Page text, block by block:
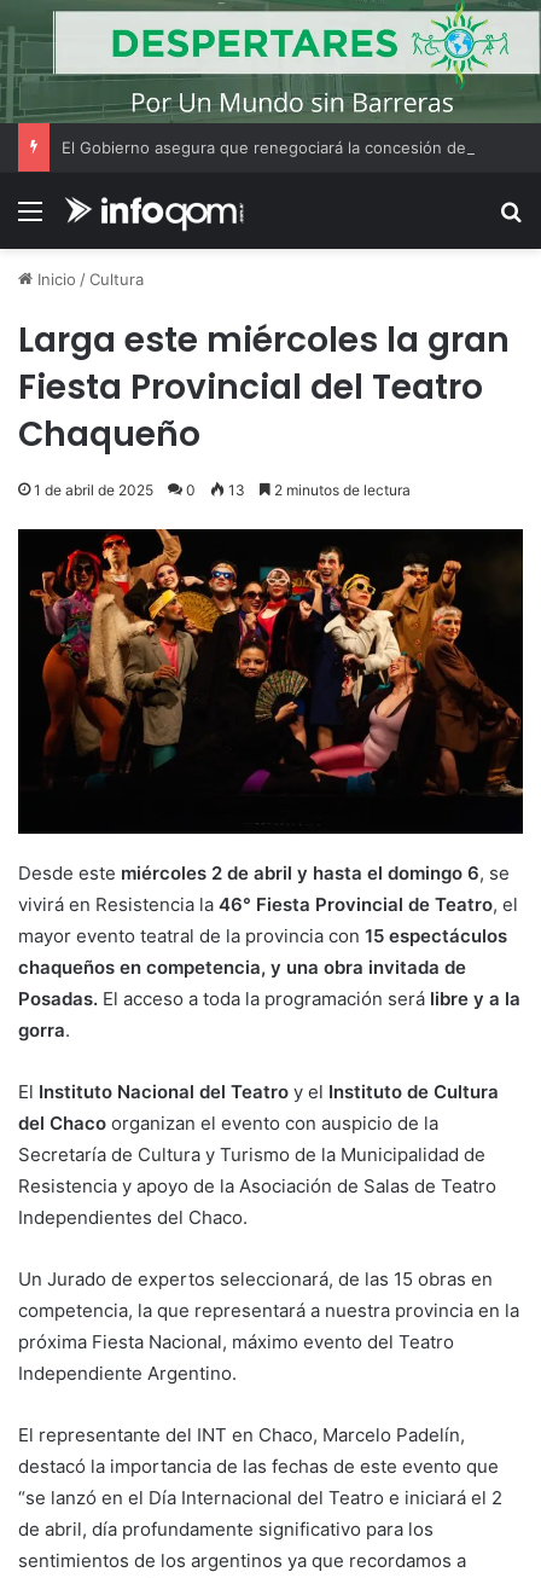
Menú
Inicio /Cultura
Larga este miércoles la gran
Fiesta Provincial del Teatro
Chaqueño
1 de abril de 2025 0 13 2 minutos de lectura
Desde este miércoles 2 de abril y hasta el domingo 6, se
vivirá en Resistencia la 46° Fiesta Provincial de Teatro, el
mayor evento teatral de la provincia con 15 espectáculos
chaqueños en competencia, y una obra invitada de
Posadas. El acceso a toda la programación será libre y a la
gorra.
El Instituto Nacional del Teatro y el Instituto de Cultura
del Chaco organizan el evento con auspicio de la
Secretaría de Cultura y Turismo de la Municipalidad de
Resistencia y apoyo de la Asociación de Salas de Teatro
Independientes del Chaco.
Un Jurado de expertos seleccionará, de las 15 obras en
competencia, la que representará a nuestra provincia en la
próxima Fiesta Nacional, máximo evento del Teatro
Independiente Argentino.
El representante del INT en Chaco, Marcelo Padelín,
destacó la importancia de las fechas de este evento que
“se lanzó en el Día Internacional del Teatro e iniciará el 2
de abril, día profundamente significativo para los
sentimientos de los argentinos ya que recordamos a